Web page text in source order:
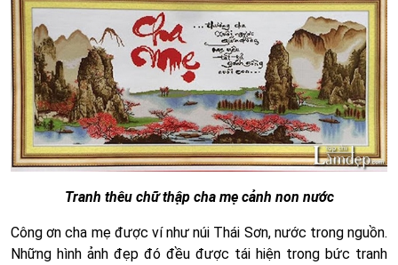
Tranh thêu chữ thập cha mẹ cảnh non nước
Công ơn cha mẹ được ví như núi Thái Sơn, nước trong nguồn.
Những hình ảnh đẹp đó đều được tái hiện trong bức tranh